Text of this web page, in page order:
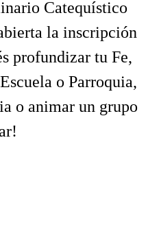
Catequístico
la inscripción
profundizar tu Fe,
o Parroquia,
o animar un grupo